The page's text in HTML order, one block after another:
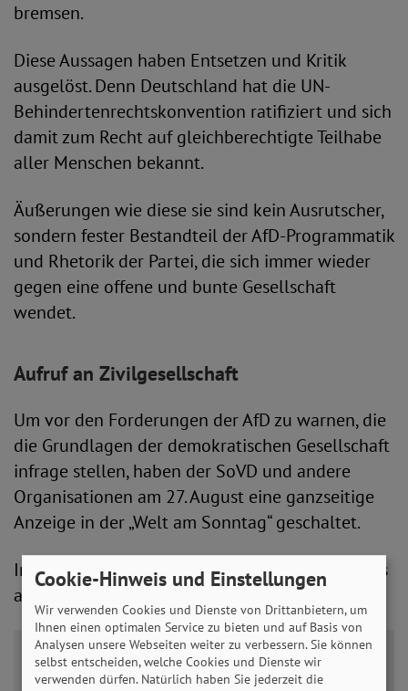
bremsen.
Diese Aussagen haben Entsetzen und Kritik
ausgelöst. Denn Deutschland hat die UN-
Behindertenrechtskonvention ratifiziert und sich
damit zum Recht auf gleichberechtigte Teilhabe
aller Menschen bekannt.
Äußerungen wie diese sie sind kein Ausrutscher,
sondern fester Bestandteil der AfD-Programmatik
und Rhetorik der Partei, die sich immer wieder
gegen eine offene und bunte Gesellschaft
wendet.
Aufruf an Zivilgesellschaft
Um vor den Forderungen der AfD zu warnen, die
die Grundlagen der demokratischen Gesellschaft
infrage stellen, haben der SoVD und andere
Organisationen am 27. August eine ganzseitige
Anzeige in der „Welt am Sonntag“ geschaltet.
In dem Appell unter der Überschrift "Es geht uns
alle an" heißt es:
„Wir lassen nicht zu, dass Ideologien der
Cookie-Hinweis und Einstellungen
Wir verwenden Cookies und Dienste von Drittanbietern, um
Ihnen einen optimalen Service zu bieten und auf Basis von
Analysen unsere Webseiten weiter zu verbessern. Sie können
selbst entscheiden, welche Cookies und Dienste wir
verwenden dürfen. Natürlich haben Sie jederzeit die